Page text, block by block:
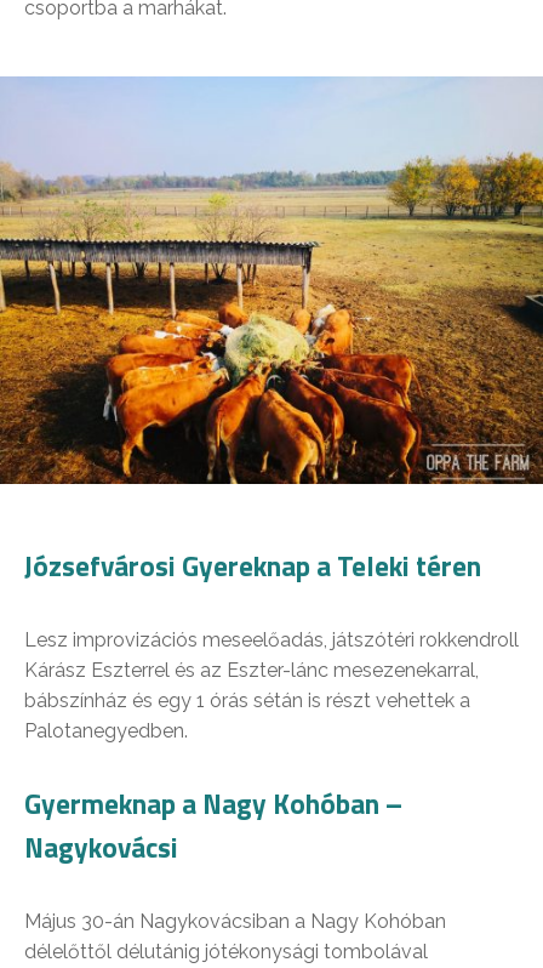
csoportba a marhákat.
Józsefvárosi Gyereknap a Teleki téren
Lesz improvizációs meseelőadás, játszótéri rokkendroll
Kárász Eszterrel és az Eszter-lánc mesezenekarral,
bábszínház és egy 1 órás sétán is részt vehettek a
Palotanegyedben.
Gyermeknap a Nagy Kohóban –
Nagykovácsi
Május 30-án Nagykovácsiban a Nagy Kohóban
délelőttől délutánig jótékonysági tombolával